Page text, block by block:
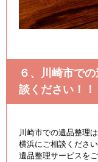
６、川崎市で
談ください！！
川崎市での遺品整理
横浜にご相談くださ
遺品整理サービスを